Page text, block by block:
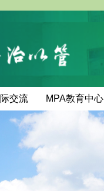
交流 MPA教育中心